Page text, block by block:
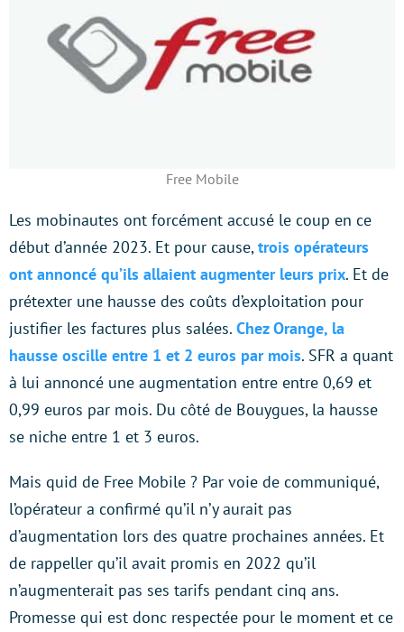
Free Mobile
Les mobinautes ont forcément accusé le coup en ce
début d’année 2023. Et pour cause,trois opérateurs
ont annoncé qu’ils allaient augmenter leurs prix. Et de
prétexter une hausse des coûts d’exploitation pour
justifier les factures plus salées. Chez Orange, la
hausse oscille entre 1 et 2 euros par mois. SFR a quant
à lui annoncé une augmentation entre entre 0,69 et
0,99 euros par mois. Du côté de Bouygues, la hausse
se niche entre 1 et 3 euros.
Mais quid de Free Mobile ? Par voie de communiqué,
l’opérateur a confirmé qu’il n’y aurait pas
d’augmentation lors des quatre prochaines années. Et
de rappeller qu’il avait promis en 2022 qu’il
n’augmenterait pas ses tarifs pendant cinq ans.
Promesse qui est donc respectée pour le moment et ce